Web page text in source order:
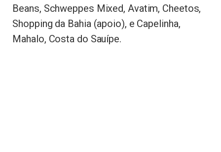
Beans, Schweppes Mixed, Avatim, Cheetos,
Shopping da Bahia (apoio), e Capelinha,
Mahalo, Costa do Sauípe.